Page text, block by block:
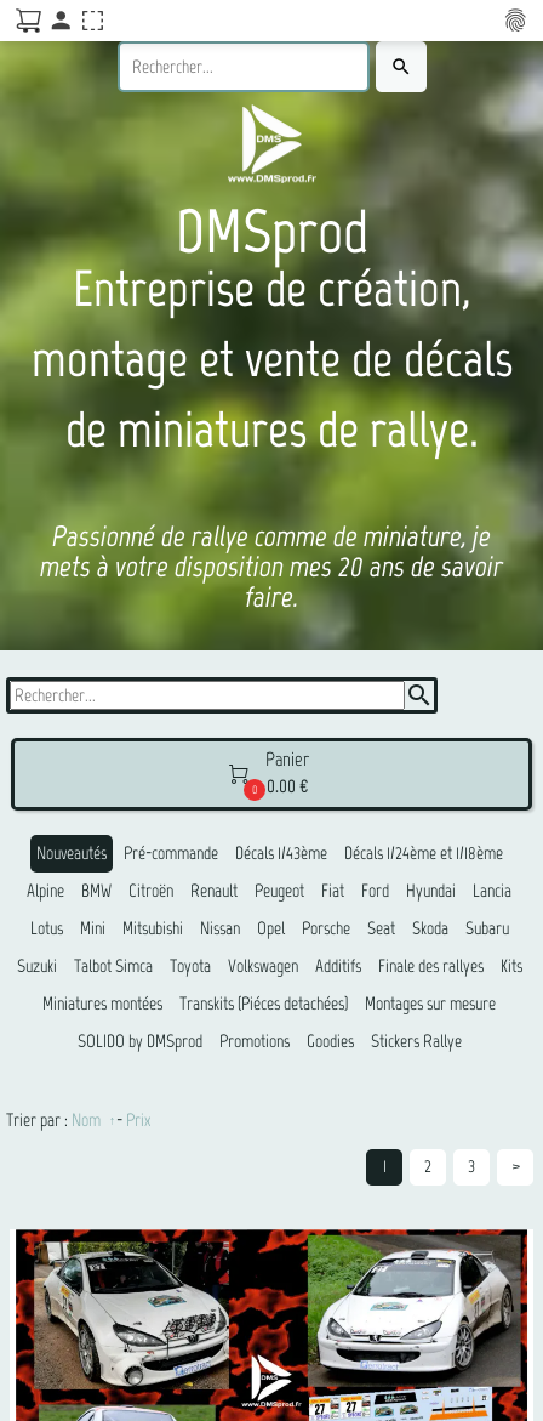
search
DMSprod
Entreprise de création,
montage et vente de décals
de miniatures de rallye.
Passionné de rallye comme de miniature, je
mets à votre disposition mes 20 ans de savoir
faire.
search

0
Panier
0.00 €
Nouveautés Pré-commande Décals 1/43ème
Décals 1/24ème et 1/18ème
Alpine
BMW Citroën Renault Peugeot Fiat Ford Hyundai
Lancia
Lotus
Mini Mitsubishi Nissan Opel Porsche Seat Skoda
Subaru
Suzuki
Talbot Simca Toyota Volkswagen Additifs Finale des rallyes
Kits
Miniatures montées
Transkits (Piéces detachées)
Montages sur mesure
SOLIDO by DMSprod
Promotions Goodies Stickers Rallye
Trier par : Nom - Prix
1 2 3 >
fingerprint
person